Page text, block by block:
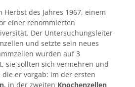
Herbst des Jahres 1967, einem
einer renommierten
Der Untersuchungsleiter
und setzte sein neues
wurden auf 3
sie sollten sich vermehren und
er vorgab: im der ersten
in der zweiten Knochenzellen